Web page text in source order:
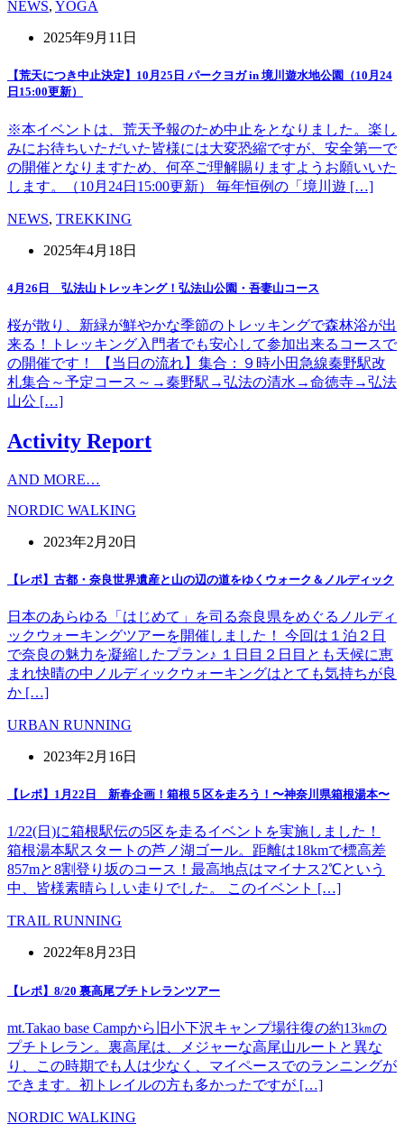
NEWS, YOGA
2025年9月11日
【荒天につき中止決定】10月25日 パークヨガ in 境川遊水地公園（10月24
日15:00更新）
※本イベントは、荒天予報のため中止をとなりました。楽し
みにお待ちいただいた皆様には大変恐縮ですが、安全第一で
の開催となりますため、何卒ご理解賜りますようお願いいた
します。（10月24日15:00更新） 毎年恒例の「境川遊 […]
NEWS, TREKKING
2025年4月18日
4月26日 弘法山トレッキング！弘法山公園・吾妻山コース
桜が散り、新緑が鮮やかな季節のトレッキングで森林浴が出
来る！トレッキング入門者でも安心して参加出来るコースで
の開催です！ 【当日の流れ】集合：９時小田急線秦野駅改
札集合～予定コース～→秦野駅→弘法の清水→命徳寺→弘法
山公 […]
Activity Report
AND MORE…
NORDIC WALKING
2023年2月20日
【レポ】古都・奈良世界遺産と山の辺の道をゆくウォーク＆ノルディック
日本のあらゆる「はじめて」を司る奈良県をめぐるノルディ
ックウォーキングツアーを開催しました！ 今回は１泊２日
で奈良の魅力を凝縮したプラン♪ １日目２日目とも天候に恵
まれ快晴の中ノルディックウォーキングはとても気持ちが良
か […]
URBAN RUNNING
2023年2月16日
【レポ】1月22日 新春企画！箱根５区を走ろう！〜神奈川県箱根湯本〜
1/22(日)に箱根駅伝の5区を走るイベントを実施しました！
箱根湯本駅スタートの芦ノ湖ゴール。距離は18kmで標高差
857mと8割登り坂のコース！最高地点はマイナス2℃という
中、皆様素晴らしい走りでした。 このイベント […]
TRAIL RUNNING
2022年8月23日
【レポ】8/20 裏高尾プチトレランツアー
mt.Takao base Campから旧小下沢キャンプ場往復の約13㎞の
プチトレラン。裏高尾は、メジャーな高尾山ルートと異な
り、この時期でも人は少なく、マイペースでのランニングが
できます。初トレイルの方も多かったですが […]
NORDIC WALKING